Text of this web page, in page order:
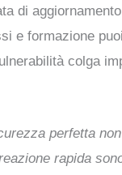
di
e formazione
colga
perfetta
rapida